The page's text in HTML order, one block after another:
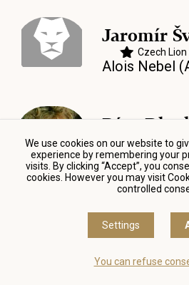
Jaromír
Czech
Alois Nebel
Bára
Autopohádky
Pavel
Autopohádky
We use cookies on our website to
experience by remembering your
visits. By clicking “Accept”, you
cookies. However you may visit
controlled
Settings
You can refuse